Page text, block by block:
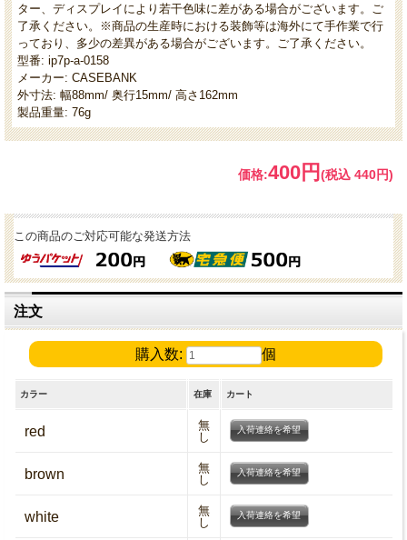
ター、ディスプレイにより若干色味に差がある場合がございます。ご
了承ください。※商品の生産時における装飾等は海外にて手作業で行
っており、多少の差異がある場合がございます。ご了承ください。
型番: ip7p-a-0158
メーカー: CASEBANK
外寸法: 幅88mm/ 奥行15mm/ 高さ162mm
製品重量: 76g
価格:400円 (税込 440円)
この商品のご対応可能な発送方法
注文
購入数: 個
カラー 在庫 カート
red
無
し
入荷連絡を希望
brown
無
し
入荷連絡を希望
white
無
し
入荷連絡を希望